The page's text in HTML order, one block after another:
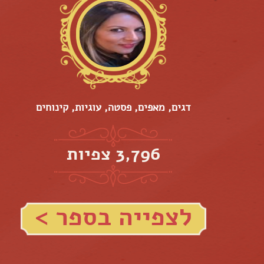
דגים, מאפים, פסטה, עוגיות, קינוחים
3,796 צפיות
לצפייה בספר >